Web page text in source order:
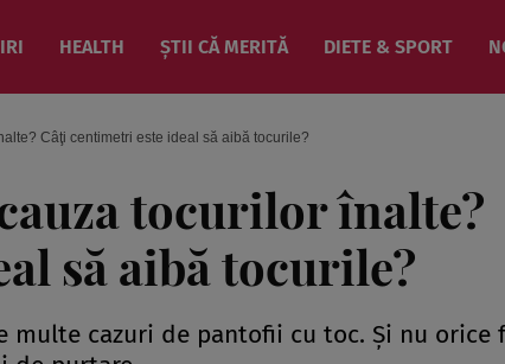
HEALTH ȘTII CĂ MERITĂ DIETE & SPORT
Câţi centimetri este ideal să aibă tocurile?
tocurilor înalte?
să aibă tocurile?
cazuri de pantofii cu toc. Şi nu orice